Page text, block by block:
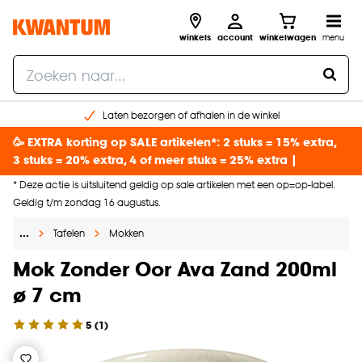
winkels account winkelwagen menu
Laten bezorgen of afhalen in de winkel
Shop online of in onze 96 winkels
Gratis raam advies en inmeten aan huis
€ 5,- korting op je volgende bestelling
🥳 EXTRA korting op SALE artikelen*: 2 stuks = 15% extra,
3 stuks = 20% extra, 4 of meer stuks = 25% extra |
* Deze actie is uitsluitend geldig op sale artikelen met een op=op-label.
Geldig t/m zondag 16 augustus.
… Tafelen Mokken
Mok Zonder Oor Ava Zand 200ml
ø 7 cm
5 (1)